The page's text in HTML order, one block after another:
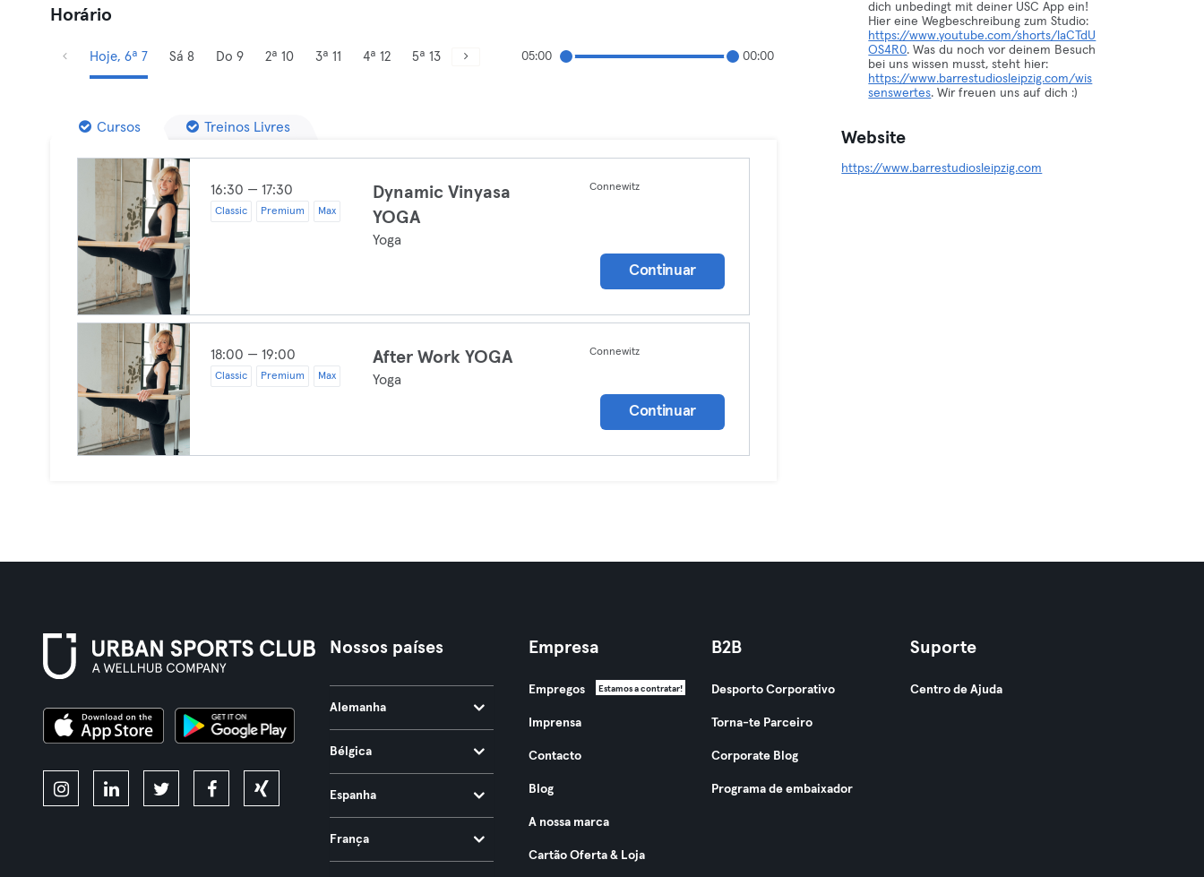
Horário
Hoje, 6ª 7 Sá 8 Do 9 2ª 10 3ª 11 4ª 12 5ª 13 05:00 00:00
Cursos Treinos Livres
16:30 — 17:30
Classic Premium Max
Dynamic Vinyasa
YOGA
Yoga
Connewitz
Continuar
18:00 — 19:00
Classic Premium Max
After Work YOGA
Yoga
Connewitz
Continuar
dich unbedingt mit deiner USC App ein!
Hier eine Wegbeschreibung zum Studio:
https://www.youtube.com/shorts/laCTdU
OS4R0. Was du noch vor deinem Besuch
bei uns wissen musst, steht hier:
https://www.barrestudiosleipzig.com/wis
senswertes. Wir freuen uns auf dich :)
Website
https://www.barrestudiosleipzig.com
Nossos países
Alemanha
Bélgica
Espanha
França
Empresa
Empregos Estamos a contratar!
Imprensa
Contacto
Blog
A nossa marca
Cartão Oferta & Loja
B2B
Desporto Corporativo
Torna-te Parceiro
Corporate Blog
Programa de embaixador
Suporte
Centro de Ajuda